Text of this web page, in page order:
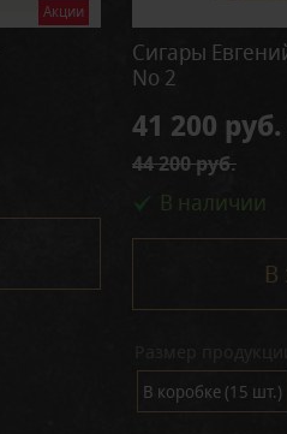
Акции
Сигары
No 2
41 200 руб.
44 200 руб.
В наличии
В
В коробке (15 шт.)